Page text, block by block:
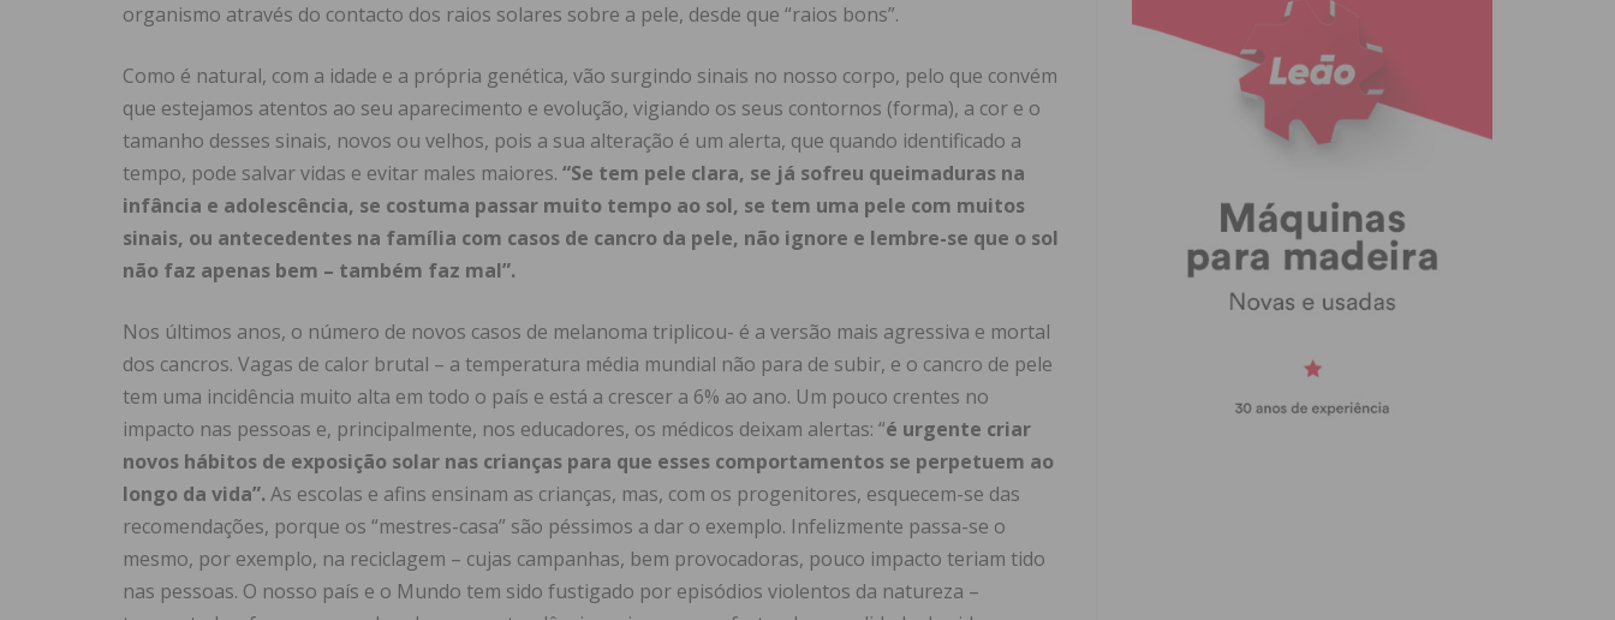
organismo através do contacto dos raios solares sobre a pele, desde que “raios bons”.
Como é natural, com a idade e a própria genética, vão surgindo sinais no nosso corpo, pelo que convém
que estejamos atentos ao seu aparecimento e evolução, vigiando os seus contornos (forma), a cor e o
tamanho desses sinais, novos ou velhos, pois a sua alteração é um alerta, que quando identificado a
tempo, pode salvar vidas e evitar males maiores. “Se tem pele clara, se já sofreu queimaduras na
infância e adolescência, se costuma passar muito tempo ao sol, se tem uma pele com muitos
sinais, ou antecedentes na família com casos de cancro da pele, não ignore e lembre-se que o sol
não faz apenas bem – também faz mal”.
Nos últimos anos, o número de novos casos de melanoma triplicou- é a versão mais agressiva e mortal
dos cancros. Vagas de calor brutal – a temperatura média mundial não para de subir, e o cancro de pele
tem uma incidência muito alta em todo o país e está a crescer a 6% ao ano. Um pouco crentes no
impacto nas pessoas e, principalmente, nos educadores, os médicos deixam alertas: “é urgente criar
novos hábitos de exposição solar nas crianças para que esses comportamentos se perpetuem ao
longo da vida”.As escolas e afins ensinam as crianças, mas, com os progenitores, esquecem-se das
recomendações, porque os “mestres-casa” são péssimos a dar o exemplo. Infelizmente passa-se o
mesmo, por exemplo, na reciclagem – cujas campanhas, bem provocadoras, pouco impacto teriam tido
nas pessoas. O nosso país e o Mundo tem sido fustigado por episódios violentos da natureza –